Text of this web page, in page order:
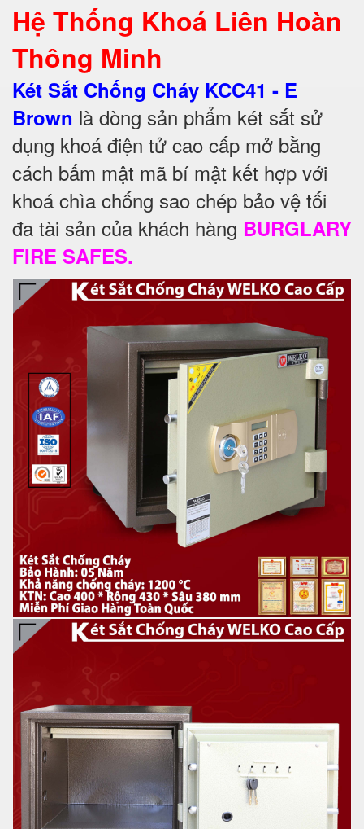
Hệ Thống Khoá Liên Hoàn
Thông Minh
Két Sắt Chống Cháy KCC41 - E
Brown là dòng sản phẩm két sắt sử
dụng khoá điện tử cao cấp mở bằng
cách bấm mật mã bí mật kết hợp với
khoá chìa chống sao chép bảo vệ tối
đa tài sản của khách hàng BURGLARY
FIRE SAFES.